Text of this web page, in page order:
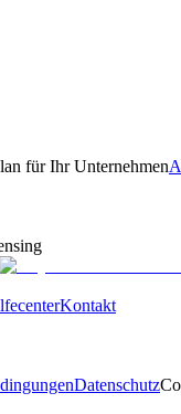
für Ihr Unternehmen
Kontakt
Datenschutz